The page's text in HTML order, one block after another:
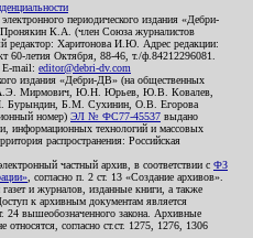
периодического издания «Дебри-
К.А. (член Союза журналистов
редактор: Харитонова И.Ю. Адрес редакции:
60-летия Октября, 88-46, т./ф.84212296081.
. E-mail: editor@debri-dv.com
издания «Дебри-ДВ» (на общественных
Мирмович, Ю.Н. Юрьев, Ю.В. Ковалев,
Б.М. Сухинин, О.В. Егорова
номер) ЭЛ № ФС77-45537 выдано
информационных технологий и массовых
распространения: Российская
частный архив, в соответствии с ФЗ
, согласно п. 2 ст. 13 «Создание архивов».
и журналов, изданные книги, а также
к архивным документам является
24 вышеобозначенного закона. Архивные
относятся, согласно ст.ст. 1275, 1276, 1306